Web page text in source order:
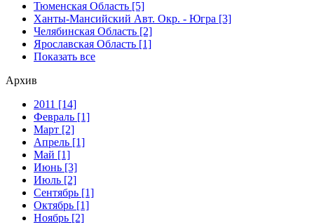
Тюменская Область [5]
Ханты-Мансийский Авт. Окр. - Югра [3]
Челябинская Область [2]
Ярославская Область [1]
Показать все
Архив
2011 [14]
Февраль [1]
Март [2]
Апрель [1]
Май [1]
Июнь [3]
Июль [2]
Сентябрь [1]
Октябрь [1]
Ноябрь [2]